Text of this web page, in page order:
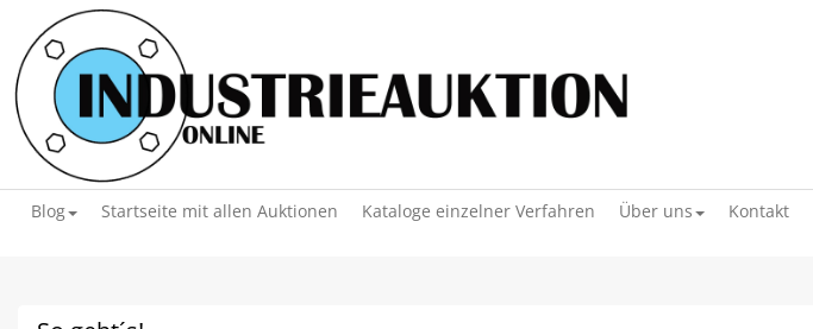
Blog Startseite mit allen Auktionen Kataloge einzelner Verfahren Über uns Kontakt